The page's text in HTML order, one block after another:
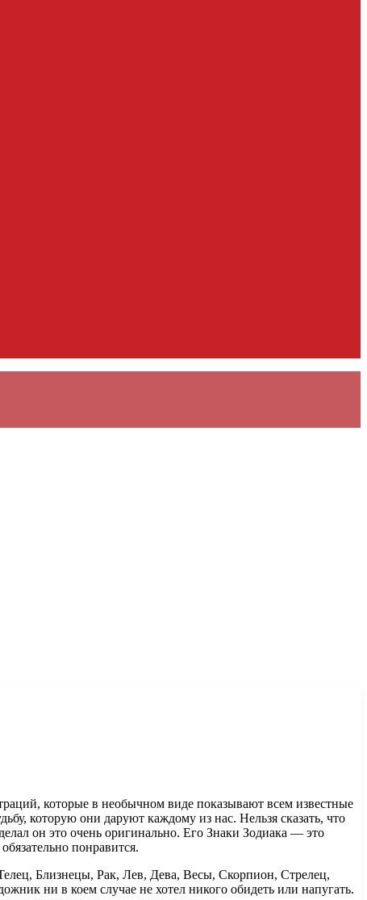
которые в необычном виде показывают всем известные
которую они даруют каждому из нас. Нельзя сказать, что
он это очень оригинально. Его Знаки Зодиака — это
понравится.
Близнецы, Рак, Лев, Дева, Весы, Скорпион, Стрелец,
ни в коем случае не хотел никого обидеть или напугать.